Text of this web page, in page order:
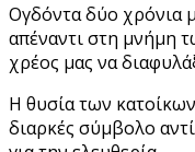
Ογδόντα δύο χρόνια
απέναντι στη μνήμη
χρέος μας να
Η θυσία των
διαρκές σύμβολο